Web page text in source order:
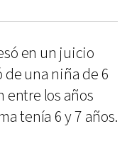
en un juicio
una niña de 6
entre los años
tenía 6 y 7 años.